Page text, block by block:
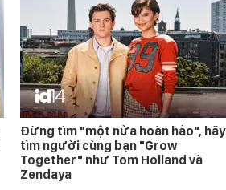
Đừng tìm "một nửa hoàn hảo", hãy
tìm người cùng bạn "Grow
Together" như Tom Holland và
Zendaya